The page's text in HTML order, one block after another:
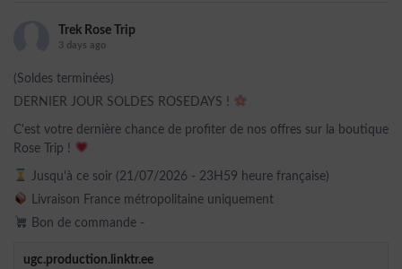
Trek Rose Trip
3 days ago
(Soldes terminées)
DERNIER JOUR SOLDES ROSEDAYS !
C'est votre dernière chance de profiter de nos offres sur la boutique
Rose Trip !
Jusqu'à ce soir (21/07/2026 - 23H59 heure française)
Livraison France métropolitaine uniquement
Bon de commande -
ugc.production.linktr.ee